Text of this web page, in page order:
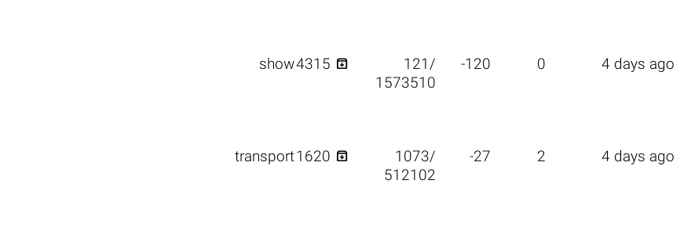
show4315 
121/
1573510
-120 0 4 days ago
transport1620 
1073/
512102
-27 2 4 days ago